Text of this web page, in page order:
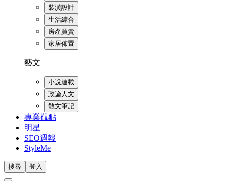
裝潢設計
生活綜合
房產買賣
家居佈置
藝文
小說連載
政論人文
散文筆記
專業觀點
明星
SEO週報
StyleMe
搜尋 登入